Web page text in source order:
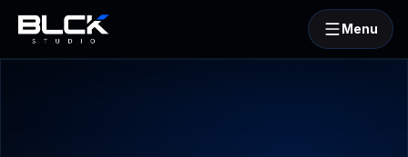
BLCKStudio
Menu